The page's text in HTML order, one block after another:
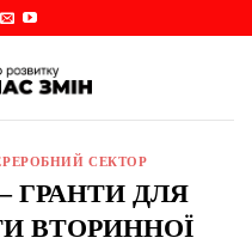
СЕКТОР
ГРАНТИ ДЛЯ
ВТОРИННОЇ